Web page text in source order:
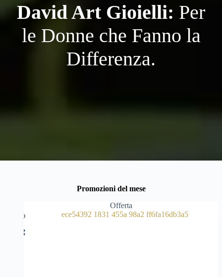
David Art Gioielli: Per
le Donne che Fanno la
Differenza.
Promozioni del mese
Offerta